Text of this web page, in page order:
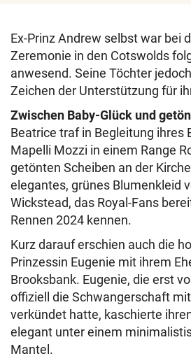
Ex-Prinz Andrew selbst war bei
Zeremonie in den Cotswolds
anwesend. Seine Töchter
Zeichen der Unterstützung für
Zwischen Baby-Glück und
Beatrice traf in Begleitung ihres
Mapelli Mozzi in einem Range
getönten Scheiben an der
elegantes, grünes Blumenkleid
Wickstead, das Royal-Fans
Rennen 2024 kennen.
Kurz darauf erschien auch die
Prinzessin Eugenie mit ihrem
Brooksbank. Eugenie, die erst
offiziell die Schwangerschaft
verkündet hatte, kaschierte
elegant unter einem
Mantel.